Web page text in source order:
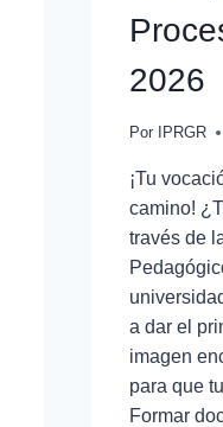
2026
Por IPRGR
¡Tu
camino!
través de
a dar el
imagen
para que
Formar